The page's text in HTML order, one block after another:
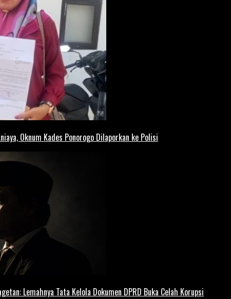
Oknum Kades Ponorogo Dilaporkan ke Polisi
Lemahnya Tata Kelola Dokumen DPRD Buka Celah Korupsi